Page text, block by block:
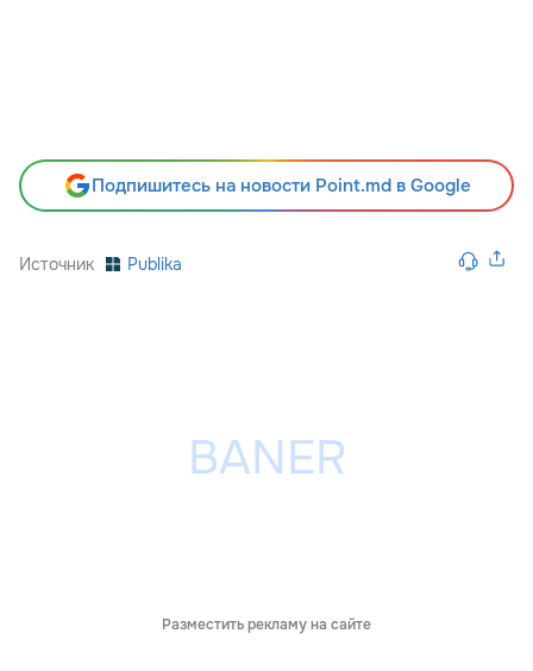
Подпишитесь на новости Point.md в Google
Источник Publika
Разместить рекламу на сайте